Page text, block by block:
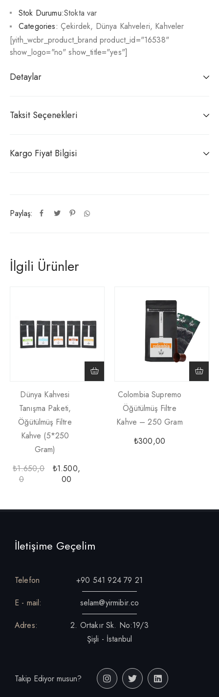
Stok Durumu:Stokta var
Paylaş:
Categories: Çekirdek, Dünya Kahveleri, Kahveler
[yith_wcbr_product_brand product_id="16538"
show_logo="no" show_title="yes"]
Detaylar
Taksit Seçenekleri
Kargo Fiyat Bilgisi
İlgili Ürünler
Dünya Kahvesi
Tanışma Paketi,
Öğütülmüş Filtre
Kahve (5*250
Gram)
₺1.650,0
0
₺1.500,
00
Colombia Supremo
Öğütülmüş Filtre
Kahve – 250 Gram
₺300,00
İletişime Geçelim
Telefon
+90 541 924 79 21
E - mail:
selam@yirmibir.co
Adres:
2. Ortakır Sk. No:19/3
Şişli - İstanbul
Takip Ediyor musun?